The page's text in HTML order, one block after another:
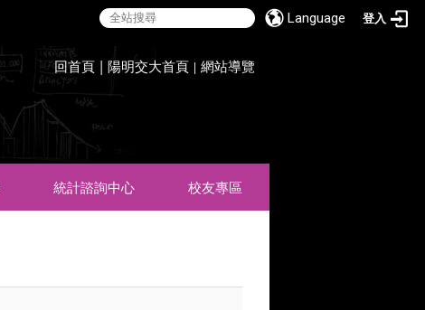
Language 登入
回首頁 | 陽明交大首頁 |網站導覽
統計諮詢中心 校友專區